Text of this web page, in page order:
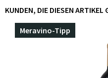
KUNDEN, DIE DIESEN ARTIKEL
Meravino-Tipp